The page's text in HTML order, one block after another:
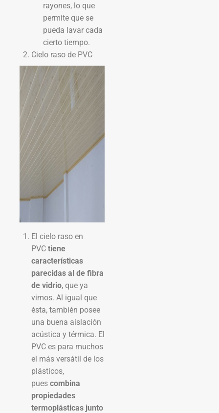
rayones, lo que
permite que se
pueda lavar cada
cierto tiempo.
Cielo raso de PVC
El cielo raso en
PVC tiene
características
parecidas al de fibra
de vidrio, que ya
vimos. Al igual que
ésta, también posee
una buena aislación
acústica y térmica. El
PVC es para muchos
el más versátil de los
plásticos,
pues combina
propiedades
termoplásticas junto